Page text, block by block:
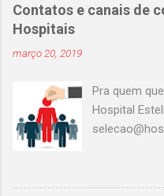
Contatos e canais de
Hospitais
março 20, 2019
Pra quem
Hospital
Master clin
Senior